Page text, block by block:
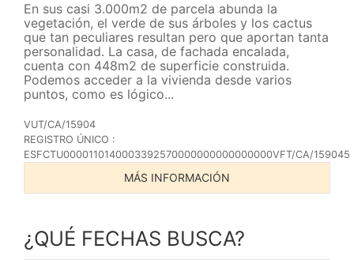
En sus casi 3.000m2 de parcela abunda la
vegetación, el verde de sus árboles y los cactus
que tan peculiares resultan pero que aportan tanta
personalidad. La casa, de fachada encalada,
cuenta con 448m2 de superficie construida.
Podemos acceder a la vivienda desde varios
puntos, como es lógico...
VUT/CA/15904
REGISTRO ÚNICO :
ESFCTU0000110140003392570000000000000000VFT/CA/159045
MÁS INFORMACIÓN
¿QUÉ FECHAS BUSCA?